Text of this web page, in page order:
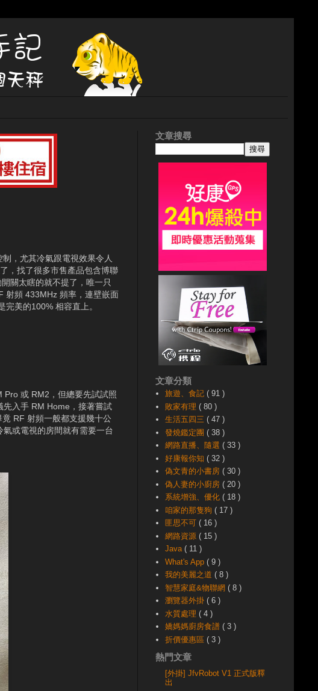
，尤其冷氣跟電視效果令人
，找了很多市售產品包含博聯
關太瞎的就不提了，唯一只
射頻 433MHz 頻率，連壁嵌面
美的100% 相容直上。
Pro 或 RM2，但總要先試試照
先入手 RM Home，接著嘗試
RF 射頻一般都支援幾十公
或電視的房間就有需要一台
文章搜尋
文章分類
旅遊、食記( 91 )
敗家有理( 80 )
生活五四三( 47 )
發燒鑑定團( 38 )
網路直播、隨選( 33 )
好康報你知( 32 )
偽文青的小書房( 30 )
偽人妻的小廚房( 20 )
系統增強、優化( 18 )
咱家的那隻狗( 17 )
匪思不可( 16 )
網路資源( 15 )
Java( 11 )
What's App( 9 )
我的美麗之道( 8 )
智慧家庭&物聯網( 8 )
瀏覽器外掛( 6 )
水質處理( 4 )
嬌媽媽廚房食譜( 3 )
折價優惠區( 3 )
熱門文章
[外掛] JfvRobot V1 正式版釋
出